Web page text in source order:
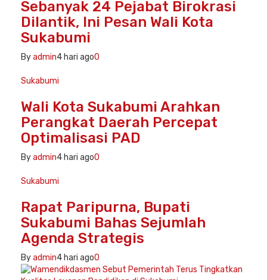
Sebanyak 24 Pejabat Birokrasi
Dilantik, Ini Pesan Wali Kota
Sukabumi
Byadmin4 hari ago0
Sukabumi
Wali Kota Sukabumi Arahkan
Perangkat Daerah Percepat
Optimalisasi PAD
Byadmin4 hari ago0
Sukabumi
Rapat Paripurna, Bupati
Sukabumi Bahas Sejumlah
Agenda Strategis
Byadmin4 hari ago0